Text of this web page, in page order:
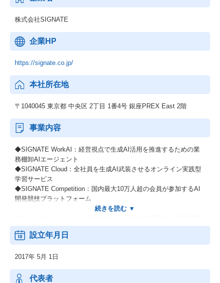
株式会社SIGNATE
企業HP
https://signate.co.jp/
本社所在地
〒1040045 東京都 中央区 2丁目 1番4号 銀座PREX East 2階
事業内容
◆SIGNATE WorkAI：経営視点で生成AI活用を推進するための業
務棚卸AIエージェント
◆SIGNATE Cloud：全社員を生成AI武装させるオンライン実践型
学習サービス
◆SIGNATE Competition：国内最大10万人超の会員が参加するAI
開発競技プラットフォーム
成SaaS「SIGNATE Cloud」等を通じ、人材育成から事業実装まで
企業のAX推進を支援しています。
官公庁や大手企業の多様な課題解決を牽引するAIソリューション
カンパニーです。
設立年月日
2017年 5月 1日
代表者